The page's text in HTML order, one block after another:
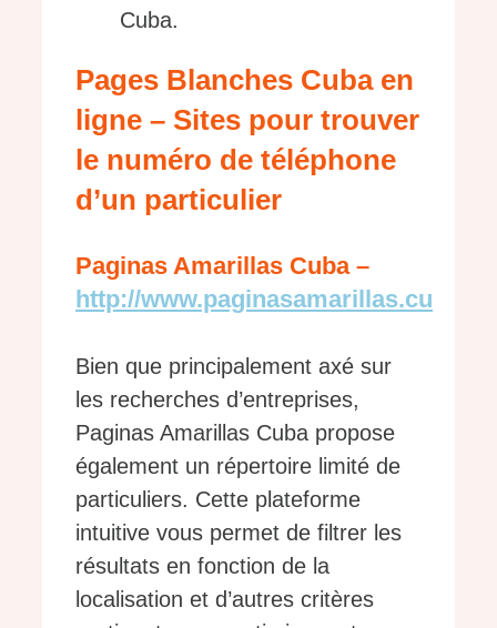
Cuba.
Pages Blanches Cuba en
ligne – Sites pour trouver
le numéro de téléphone
d’un particulier
Paginas Amarillas Cuba –
http://www.paginasamarillas.cu
Bien que principalement axé sur
les recherches d’entreprises,
Paginas Amarillas Cuba propose
également un répertoire limité de
particuliers. Cette plateforme
intuitive vous permet de filtrer les
résultats en fonction de la
localisation et d’autres critères